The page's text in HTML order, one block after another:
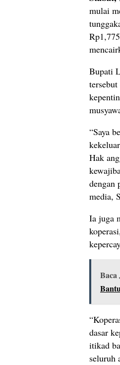
mulai
Bupati
“Saya
Hak
dengan
media,
Ia juga
Baca
dasar
itikad
seluruh